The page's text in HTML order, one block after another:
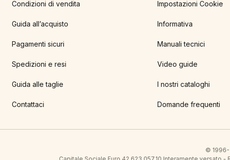
Condizioni di vendita
Guida all’acquisto
Pagamenti sicuri
Spedizioni e resi
Guida alle taglie
Contattaci
Impostazioni Cookie
Informativa
Manuali tecnici
Video guide
I nostri cataloghi
Domande frequenti
© 1996-